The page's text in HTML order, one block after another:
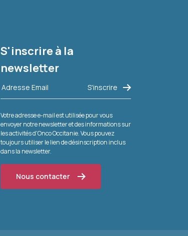
S'inscrire à la
newsletter
Votre adresse e-mail est utilisée pour vous
envoyer notre newsletter et des informations sur
les activités d'Onco Occitanie. Vous pouvez
toujours utiliser le lien de désinscription inclus
dans la newsletter.
Nous contacter